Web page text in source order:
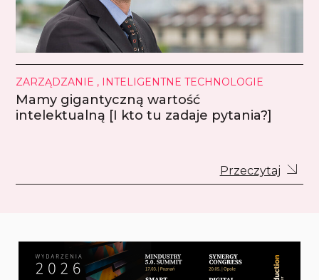
ZARZĄDZANIE , INTELIGENTNE TECHNOLOGIE
Mamy gigantyczną wartość
intelektualną [I kto tu zadaje pytania?]
Przeczytaj